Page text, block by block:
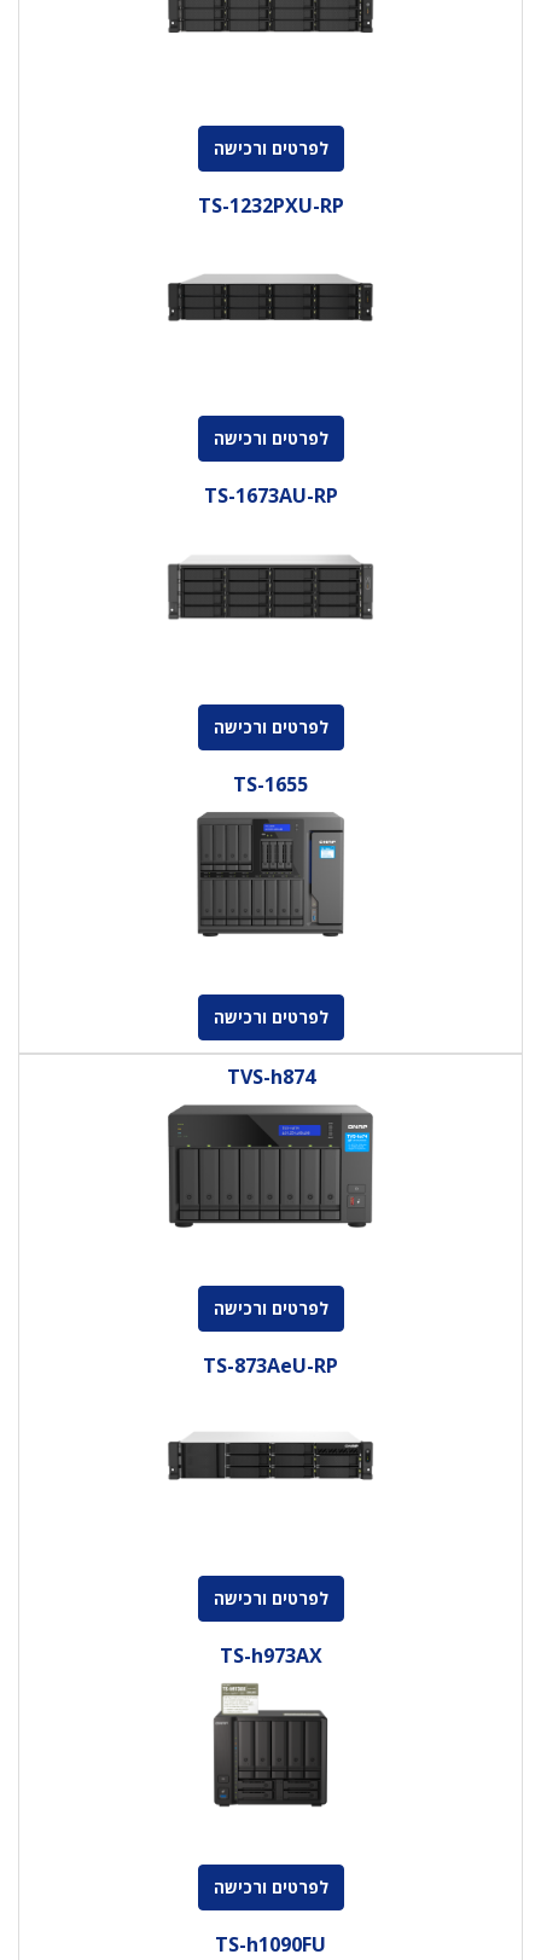
לפרטים ורכישה
TS-1232PXU-RP
לפרטים ורכישה
TS-1673AU-RP
לפרטים ורכישה
TS-1655
לפרטים ורכישה
TVS-h874
לפרטים ורכישה
TS-873AeU-RP
לפרטים ורכישה
TS-h973AX
לפרטים ורכישה
TS-h1090FU